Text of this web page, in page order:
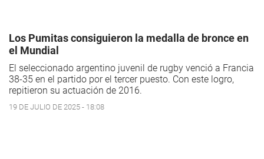
Los Pumitas consiguieron la medalla de bronce en
el Mundial
El seleccionado argentino juvenil de rugby venció a Francia
38-35 en el partido por el tercer puesto. Con este logro,
repitieron su actuación de 2016.
19 DE JULIO DE 2025 - 18:08